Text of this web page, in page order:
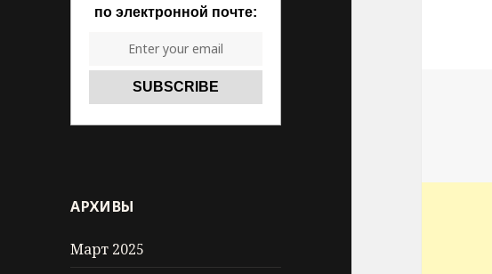
по электронной почте:
АРХИВЫ
Март 2025